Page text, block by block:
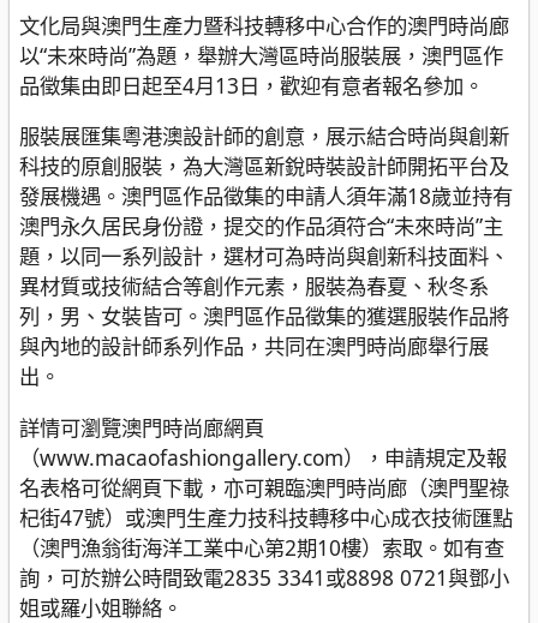
文化局與澳門生產力暨科技轉移中心合作的澳門時尚廊
以“未來時尚”為題，舉辦大灣區時尚服裝展，澳門區作
品徵集由即日起至4月13日，歡迎有意者報名參加。
服裝展匯集粵港澳設計師的創意，展示結合時尚與創新
科技的原創服裝，為大灣區新銳時裝設計師開拓平台及
發展機遇。澳門區作品徵集的申請人須年滿18歲並持有
澳門永久居民身份證，提交的作品須符合“未來時尚”主
題，以同一系列設計，選材可為時尚與創新科技面料、
異材質或技術結合等創作元素，服裝為春夏、秋冬系
列，男、女裝皆可。澳門區作品徵集的獲選服裝作品將
與內地的設計師系列作品，共同在澳門時尚廊舉行展
出。
詳情可瀏覽澳門時尚廊網頁
（www.macaofashiongallery.com），申請規定及報
名表格可從網頁下載，亦可親臨澳門時尚廊（澳門聖祿
杞街47號）或澳門生產力技科技轉移中心成衣技術匯點
（澳門漁翁街海洋工業中心第2期10樓）索取。如有查
詢，可於辦公時間致電2835 3341或8898 0721與鄧小
姐或羅小姐聯絡。